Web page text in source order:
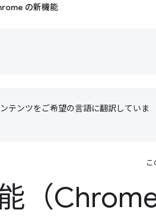
の新機能
テンツをご希望の言語に翻訳していま
（Chrome